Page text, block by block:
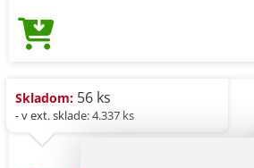
Skladom: 56 ks
- v ext. sklade: 4.337 ks